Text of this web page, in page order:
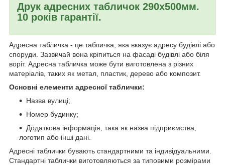
Друк адресних табличок 290х500мм.
10 років гарантії.
Адресна табличка - це табличка, яка вказує адресу будівлі або
споруди. Зазвичай вона кріпиться на фасаді будівлі або біля
воріт. Адресна табличка може бути виготовлена з різних
матеріалів, таких як метал, пластик, дерево або композит.
Основні елементи адресної таблички:
Назва вулиці;
Номер будинку;
Додаткова інформація, така як назва підприємства,
логотип або інші дані.
Адресні таблички бувають стандартними та індивідуальними.
Стандартні таблички виготовляються за типовими розмірами